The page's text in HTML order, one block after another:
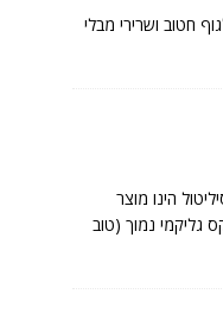
חטוב ושרירי מבלי
הינו מוצר